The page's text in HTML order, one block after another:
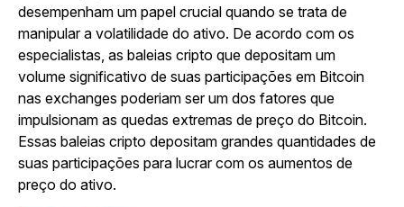
desempenham um papel crucial quando se trata de
manipular a volatilidade do ativo. De acordo com os
especialistas, as baleias cripto que depositam um
volume significativo de suas participações em Bitcoin
nas exchanges poderiam ser um dos fatores que
impulsionam as quedas extremas de preço do Bitcoin.
Essas baleias cripto depositam grandes quantidades de
suas participações para lucrar com os aumentos de
preço do ativo.